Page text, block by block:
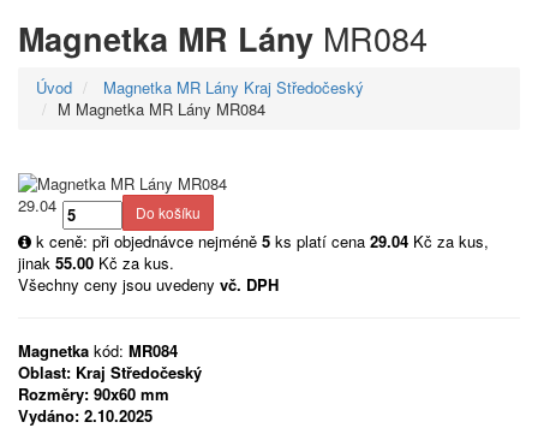
Magnetka MR Lány MR084
Úvod
Magnetka MR Lány Kraj Středočeský
M Magnetka MR Lány MR084
29.04
k ceně: při objednávce nejméně 5 ks platí cena 29.04 Kč za kus,
jinak 55.00 Kč za kus.
Všechny ceny jsou uvedeny vč. DPH
Magnetka kód: MR084
Oblast: Kraj Středočeský
Rozměry: 90x60 mm
Vydáno: 2.10.2025